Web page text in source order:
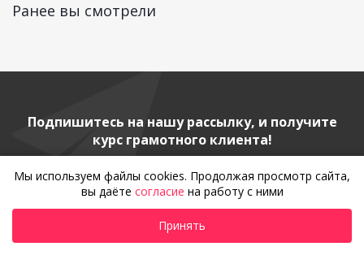
Ранее вы смотрели
Подпишитесь на нашу рассылку, и получите
курс грамотного клиента!
Мы используем файлы cookies. Продолжая просмотр сайта,
вы даёте согласие на работу с ними
Принять